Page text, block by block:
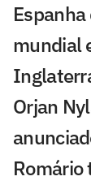
mundial
Orjan